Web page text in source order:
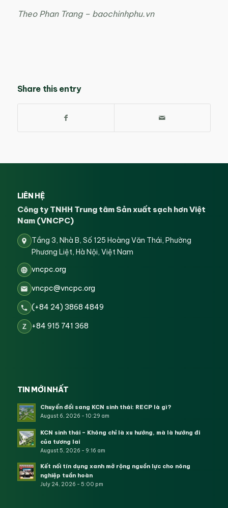
Theo Phan Trang – baochinhphu.vn
Share this entry
LIÊN HỆ
Công ty TNHH Trung tâm Sản xuất sạch hơn Việt
Nam (VNCPC)
Tầng 3, Nhà B, Số 125 Hoàng Văn Thái, Phường
Phương Liệt, Hà Nội, Việt Nam
vncpc.org
vncpc@vncpc.org
(+84 24) 3868 4849
Z +84 915 741 368
TIN MỚI NHẤT
Chuyển đổi sang KCN sinh thái: RECP là gì?
August 6, 2026 - 10:29 am
KCN sinh thái – Không chỉ là xu hướng, mà là hướng đi
của tương lai
August 5, 2026 - 9:16 am
Kết nối tín dụng xanh mở rộng nguồn lực cho nông
nghiệp tuần hoàn
July 24, 2026 - 5:00 pm